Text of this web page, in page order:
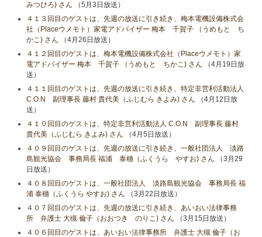
みつひろ) さん （5月3日放送）
４１３回目のゲストは、先週の放送に引き続き、梅本電機設備株式会
社（Placeウメモト）家電アドバイザー 梅本 千賀子 （うめもと ち
かこ) さん （4月26日放送）
４１２回目のゲストは、梅本電機設備株式会社（Placeウメモト）家
電アドバイザー 梅本 千賀子 （うめもと ちかこ) さん （4月19日放
送）
４１１回目のゲストは、先週の放送に引き続き、特定非営利活動法人
C.O.N 副理事長 藤村 貴代美（ふじむら きよみ) さん （4月12日放
送）
４１０回目のゲストは、特定非営利活動法人 C.O.N 副理事長 藤村
貴代美（ふじむら きよみ) さん （4月5日放送）
４０９回目のゲストは、先週の放送に引き続き、一般社団法人 淡路
島観光協会 事務局長 福浦 泰穗（ふくうら やすお) さん （3月29
日放送）
４０８回目のゲストは、一般社団法人 淡路島観光協会 事務局長 福
浦 泰穗（ふくうら やすお) さん （3月22日放送）
４０７回目のゲストは、先週の放送に引き続き、あいおい法律事務
所 弁護士 大槻 倫子（おおつき のりこ) さん （3月15日放送）
４０６回目のゲストは、あいおい法律事務所 弁護士 大槻 倫子（お